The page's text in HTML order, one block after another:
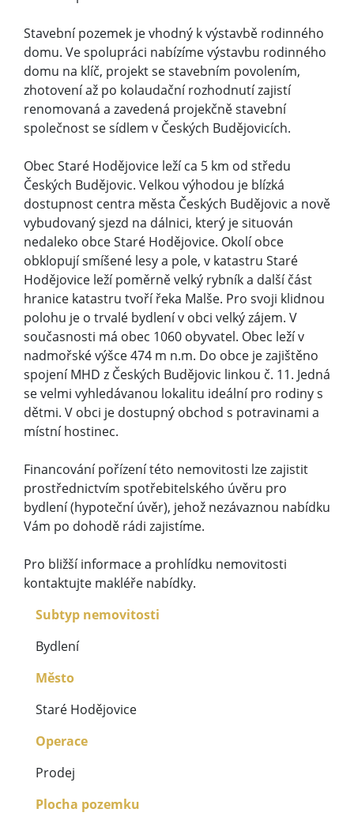
Stavební pozemek je vhodný k výstavbě rodinného
domu. Ve spolupráci nabízíme výstavbu rodinného
domu na klíč, projekt se stavebním povolením,
zhotovení až po kolaudační rozhodnutí zajistí
renomovaná a zavedená projekčně stavební
společnost se sídlem v Českých Budějovicích.
Obec Staré Hodějovice leží ca 5 km od středu
Českých Budějovic. Velkou výhodou je blízká
dostupnost centra města Českých Budějovic a nově
vybudovaný sjezd na dálnici, který je situován
nedaleko obce Staré Hodějovice. Okolí obce
obklopují smíšené lesy a pole, v katastru Staré
Hodějovice leží poměrně velký rybník a další část
hranice katastru tvoří řeka Malše. Pro svoji klidnou
polohu je o trvalé bydlení v obci velký zájem. V
současnosti má obec 1060 obyvatel. Obec leží v
nadmořské výšce 474 m n.m. Do obce je zajištěno
spojení MHD z Českých Budějovic linkou č. 11. Jedná
se velmi vyhledávanou lokalitu ideální pro rodiny s
dětmi. V obci je dostupný obchod s potravinami a
místní hostinec.
Financování pořízení této nemovitosti lze zajistit
prostřednictvím spotřebitelského úvěru pro
bydlení (hypoteční úvěr), jehož nezávaznou nabídku
Vám po dohodě rádi zajistíme.
Pro bližší informace a prohlídku nemovitosti
kontaktujte makléře nabídky.
Subtyp nemovitosti
Bydlení
Město
Staré Hodějovice
Operace
Prodej
Plocha pozemku